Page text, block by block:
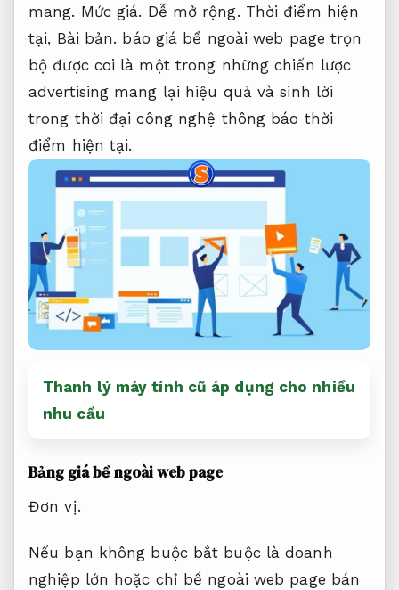
mang. Mức giá. Dễ mở rộng. Thời điểm hiện
tại, Bài bản. báo giá bề ngoài web page trọn
bộ được coi là một trong những chiến lược
advertising mang lại hiệu quả và sinh lời
trong thời đại công nghệ thông báo thời
điểm hiện tại.
Thanh lý máy tính cũ áp dụng cho nhiều
nhu cầu
Bảng giá bề ngoài web page
Đơn vị.
Nếu bạn không buộc bắt buộc là doanh
nghiệp lớn hoặc chỉ bề ngoài web page bán